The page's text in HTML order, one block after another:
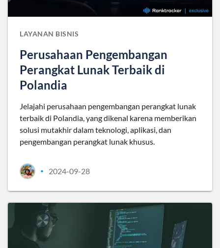
LAYANAN BISNIS
Perusahaan Pengembangan
Perangkat Lunak Terbaik di
Polandia
Jelajahi perusahaan pengembangan perangkat lunak
terbaik di Polandia, yang dikenal karena memberikan
solusi mutakhir dalam teknologi, aplikasi, dan
pengembangan perangkat lunak khusus.
• 2024-09-28